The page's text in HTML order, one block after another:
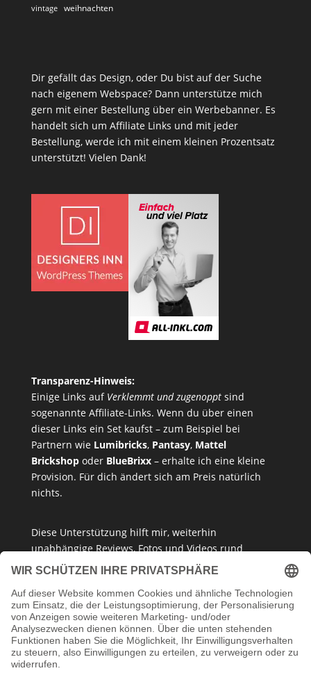
vintage weihnachten
Dir gefällt das Design, oder Du bist auf der Suche
nach eigenem Webspace? Dann unterstütze mich
gern mit einer Bestellung über ein Werbebanner. Es
handelt sich um Affiliate Links und mit jeder
Bestellung, werde ich mit einem kleinen Prozentsatz
unterstützt! Vielen Dank!
Transparenz-Hinweis:
Einige Links auf Verklemmt und zugenopptsind
sogenannte Affiliate-Links. Wenn du über einen
dieser Links ein Set kaufst – zum Beispiel bei
Partnern wie Lumibricks, Pantasy, Mattel
Brickshopoder BlueBrixx– erhalte ich eine kleine
Provision. Für dich ändert sich am Preis natürlich
nichts.
Diese Unterstützung hilft mir, weiterhin
unabhängige Reviews, Fotos und Videos rund
umKlemmbausteine ,Baukastensetsund
Meinung. Ich empfehle nur Produkte, die ich selbst
getestet habe oder die ich guten Gewissens
vertreten kann.
Danke, dass du mein Klemmbaustein-Herz unterstützt!